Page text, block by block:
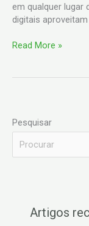
em qualquer lugar
digitais
Read More »
Pesquisar
Artigos